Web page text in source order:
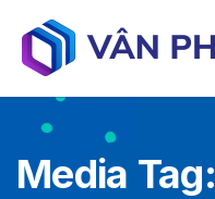
Media Tag: